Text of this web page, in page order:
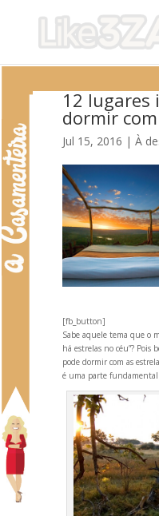
12 lugares
dormir
Jul 15, 2016 | À
[fb_button]
Sabe aquele tema que o
há estrelas no céu”? Pois
pode dormir com as
é uma parte fundamental